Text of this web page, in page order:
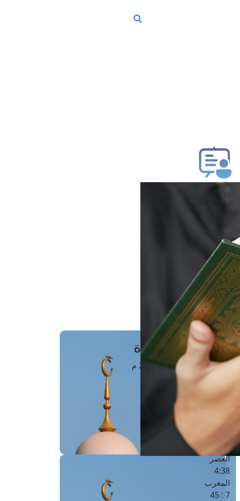
طلب فتوى
حجز موعد
الفتوى الهاتفية
مَواقِيتُ الصَّـــلاة
القاهرة · 06 أغسطس 2026 م
الفجر
4 :40
الشروق
6 :17
الظهر
العصر
4:38
المغرب
7 : 45